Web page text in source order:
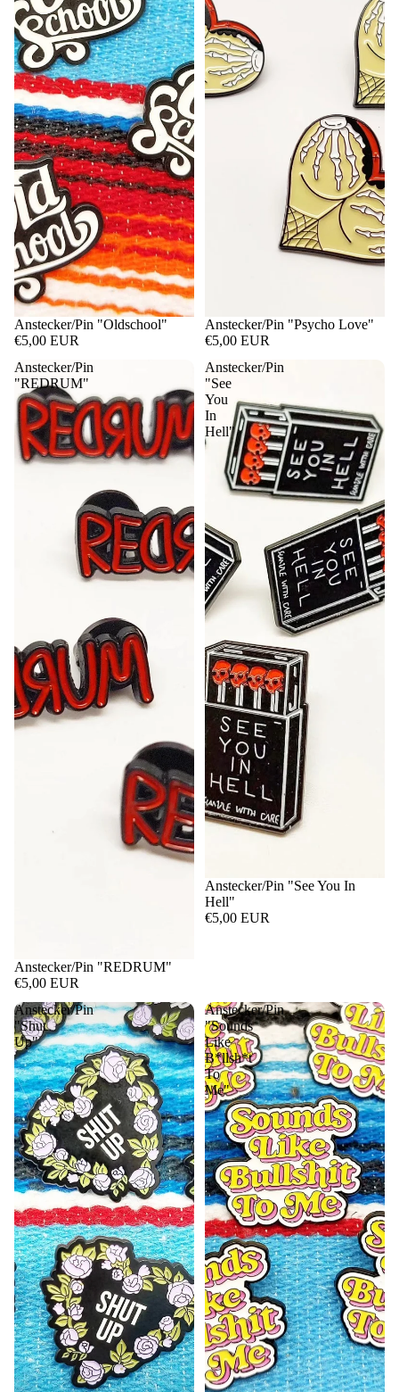
Anstecker/Pin "Oldschool"
€5,00 EUR
Anstecker/Pin "Psycho Love"
€5,00 EUR
Anstecker/Pin
"REDRUM"
Anstecker/Pin "REDRUM"
€5,00 EUR
Anstecker/Pin
"See
You
In
Hell"
Anstecker/Pin "See You In
Hell"
€5,00 EUR
Anstecker/Pin
"Shut
Up"
Anstecker/Pin
"Sounds
Like
B*llsh*t
To
Me"